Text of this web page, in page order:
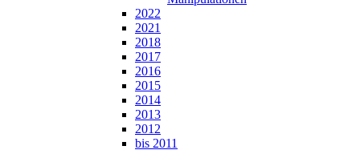
2022
2021
2018
2017
2016
2015
2014
2013
2012
bis 2011